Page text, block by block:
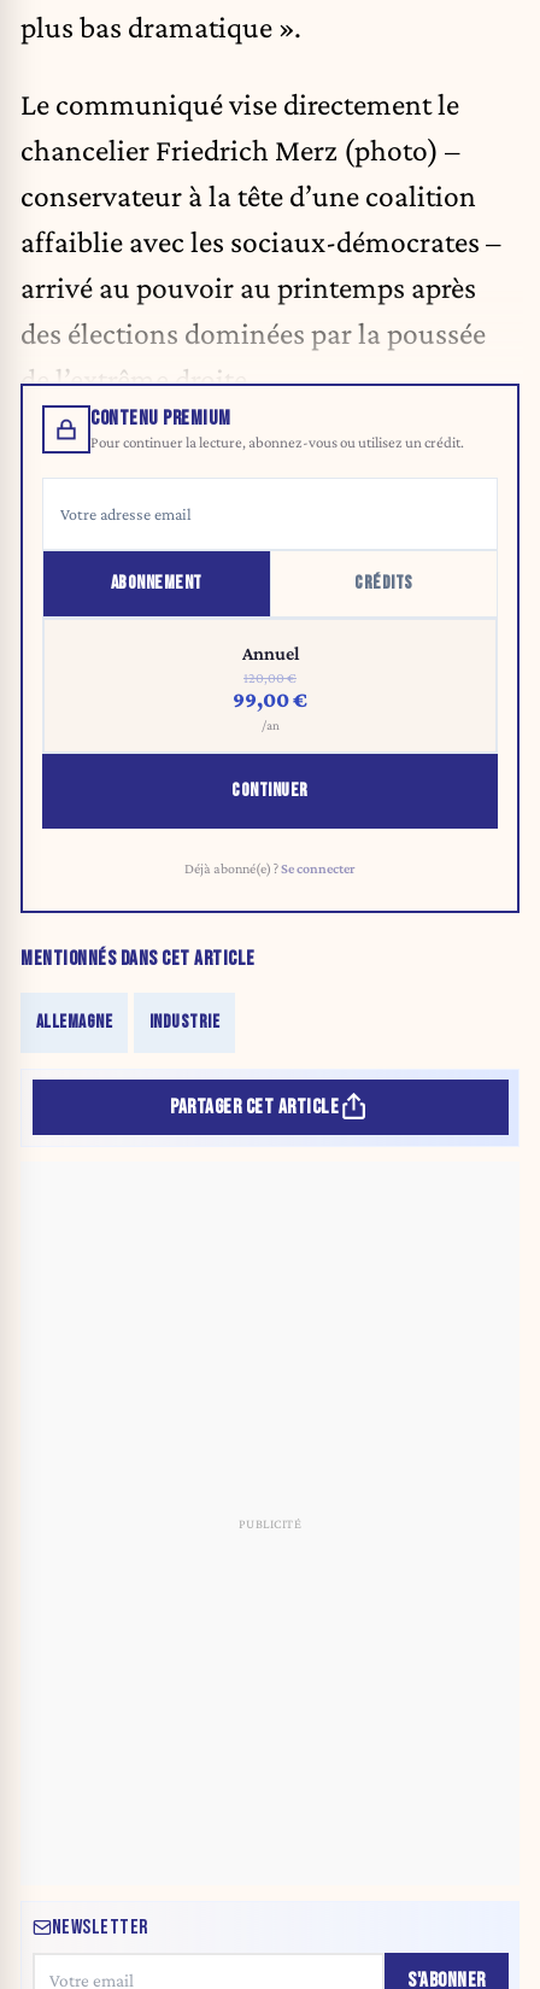
plus bas dramatique ».
Le communiqué vise directement le
chancelier Friedrich Merz (photo) –
conservateur à la tête d’une coalition
affaiblie avec les sociaux-démocrates –
arrivé au pouvoir au printemps après
des élections dominées par la poussée
de l’extrême droite.
CONTENU PREMIUM
Pour continuer la lecture, abonnez-vous ou utilisez un crédit.
ABONNEMENT CRÉDITS
Annuel
120,00 €
99,00 €
/an
CONTINUER
Déjà abonné(e) ?Se connecter
MENTIONNÉS DANS CET ARTICLE
ALLEMAGNE INDUSTRIE
PARTAGER CET ARTICLE
NEWSLETTER
S'ABONNER